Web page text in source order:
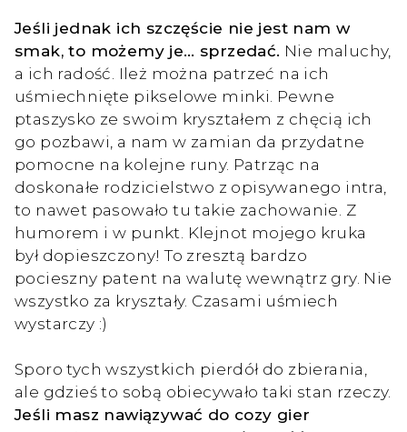
Jeśli jednak ich szczęście nie jest nam w
smak, to możemy je… sprzedać. Nie maluchy,
a ich radość. Ileż można patrzeć na ich
uśmiechnięte pikselowe minki. Pewne
ptaszysko ze swoim kryształem z chęcią ich
go pozbawi, a nam w zamian da przydatne
pomocne na kolejne runy. Patrząc na
doskonałe rodzicielstwo z opisywanego intra,
to nawet pasowało tu takie zachowanie. Z
humorem i w punkt. Klejnot mojego kruka
był dopieszczony! To zresztą bardzo
pocieszny patent na walutę wewnątrz gry. Nie
wszystko za kryształy. Czasami uśmiech
wystarczy :)
Sporo tych wszystkich pierdół do zbierania,
ale gdzieś to sobą obiecywało taki stan rzeczy.
Jeśli masz nawiązywać do cozy gier